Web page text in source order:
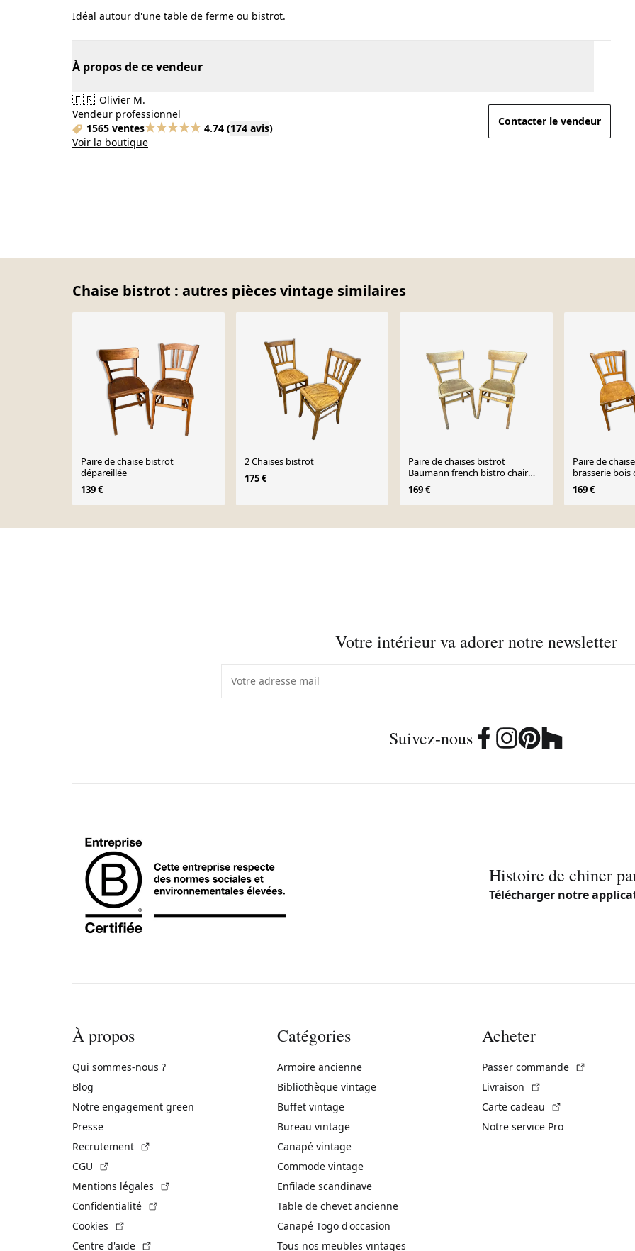
Idéal autour d'une table de ferme ou bistrot.
À propos de ce vendeur
🇫🇷 Olivier M.
Vendeur professionnel
1565 ventes
4.74 (174 avis)
Voir la boutique
Contacter le vendeur
Chaise bistrot : autres pièces vintage similaires
Paire de chaise bistrot
dépareillée
139 €
2 Chaises bistrot
175 €
Paire de chaises bistrot
Baumann french bistro chair
vintage
169 €
Paire de
brasserie bois
169 €
Votre intérieur va adorer notre newsletter
Suivez-nous
Histoire de chiner
Télécharger notre
À propos
Qui sommes-nous ?
Blog
Notre engagement green
Presse
Recrutement
CGU
Mentions légales
Confidentialité
Cookies
Centre d'aide
Catégories
Armoire ancienne
Bibliothèque vintage
Buffet vintage
Bureau vintage
Canapé vintage
Commode vintage
Enfilade scandinave
Table de chevet ancienne
Canapé Togo d'occasion
Tous nos meubles vintages
Acheter
Passer commande
Livraison
Carte cadeau
Notre service Pro